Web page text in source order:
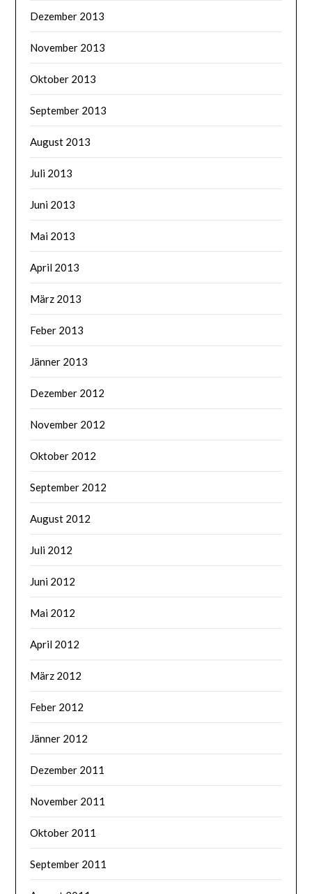
Dezember 2013
November 2013
Oktober 2013
September 2013
August 2013
Juli 2013
Juni 2013
Mai 2013
April 2013
März 2013
Feber 2013
Jänner 2013
Dezember 2012
November 2012
Oktober 2012
September 2012
August 2012
Juli 2012
Juni 2012
Mai 2012
April 2012
März 2012
Feber 2012
Jänner 2012
Dezember 2011
November 2011
Oktober 2011
September 2011